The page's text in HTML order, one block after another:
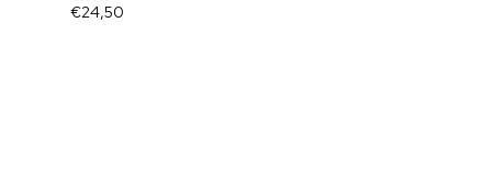
€24,50